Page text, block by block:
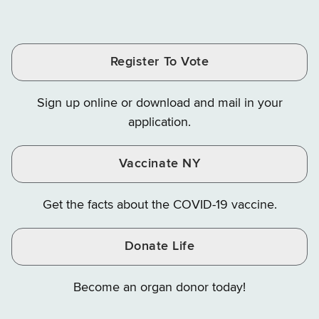
Facebook
Instagram
Finance
X
YouTube
Register To Vote
Sign up online or download and mail in your
application.
Vaccinate NY
Get the facts about the COVID-19 vaccine.
Donate Life
Become an organ donor today!